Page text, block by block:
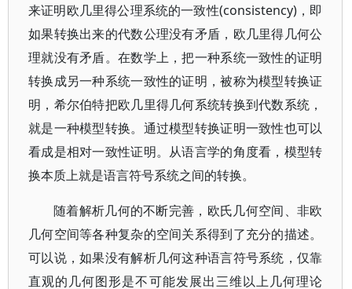
来证明欧几里得公理系统的一致性(consistency)，即
如果转换出来的代数公理没有矛盾，欧几里得几何公
理就没有矛盾。在数学上，把一种系统一致性的证明
转换成另一种系统一致性的证明，被称为模型转换证
明，希尔伯特把欧几里得几何系统转换到代数系统，
就是一种模型转换。通过模型转换证明一致性也可以
看成是相对一致性证明。从语言学的角度看，模型转
换本质上就是语言符号系统之间的转换。
随着解析几何的不断完善，欧氏几何空间、非欧
几何空间等各种复杂的空间关系得到了充分的描述。
可以说，如果没有解析几何这种语言符号系统，仅靠
直观的几何图形是不可能发展出三维以上几何理论